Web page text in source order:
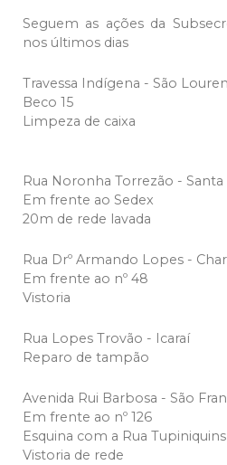
Seguem as ações da
nos últimos dias
Travessa Indígena - São
Beco 15
Limpeza de caixa
Rua Noronha Torrezão - Santa
Em frente ao Sedex
20m de rede lavada
Rua Drº Armando Lopes -
Em frente ao nº 48
Vistoria
Rua Lopes Trovão - Icaraí
Reparo de tampão
Avenida Rui Barbosa - São
Em frente ao nº 126
Esquina com a Rua Tupiniquins
Vistoria de rede